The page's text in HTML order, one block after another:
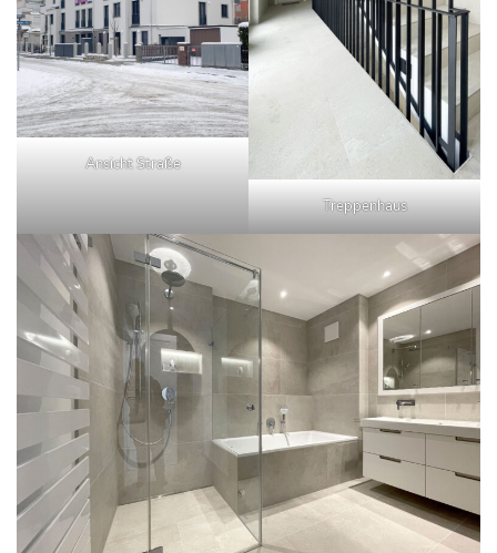
Ansicht Straße
Treppenhaus